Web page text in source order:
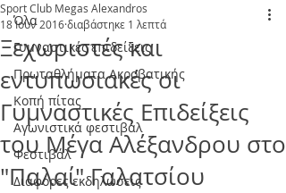
Όλα
Γυμναστικές επιδείξεις
Πρωταθλήματα Ακροβατικής
Κοπή πίτας
Αγωνιστικά φεστιβάλ
Φεστιβάλ
Διάφορες εκδηλώσεις
Ξεχωριστές και
εντυπωσιακές οι
Γυμναστικές Επιδείξεις
του Μέγα Αλέξανδρου στο
"Παλαί" Γαλατσίου
Sport Club Megas Alexandros
18 Ιουν 2016διαβάστηκε 1 λεπτά